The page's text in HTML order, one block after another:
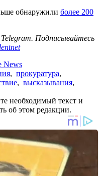
обнаружили более 200
Telegram. Подписывайтесь
News
, прокуратура,
, высказывания,
необходимый текст и
об этом редакции.